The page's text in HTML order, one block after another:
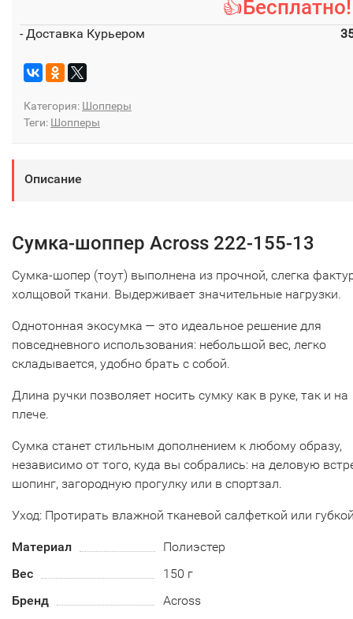
- Доставка Курьером
Категория: Шопперы
Теги: Шопперы
Описание
Сумка-шоппер Across 222-155-13
Сумка-шопер (тоут) выполнена из прочной, слегка
холщовой ткани. Выдерживает значительные нагрузки.
Однотонная экосумка — это идеальное решение для
повседневного использования: небольшой вес, легко
складывается, удобно брать с собой.
Длина ручки позволяет носить сумку как в руке, так и на
плече.
Сумка станет стильным дополнением к любому образу,
независимо от того, куда вы собрались: на деловую
шопинг, загородную прогулку или в спортзал.
Уход: Протирать влажной тканевой салфеткой или
Материал
Полиэстер
Вес
150 г
Бренд
Across